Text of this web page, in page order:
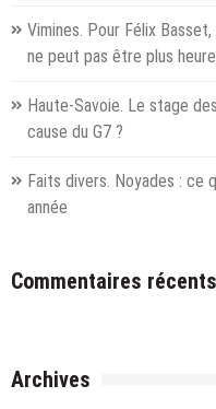
Vimines. Pour Félix
ne peut pas être plus
Haute-Savoie. Le stage
cause du G7 ?
Faits divers. Noyades :
année
Commentaires récents
Archives